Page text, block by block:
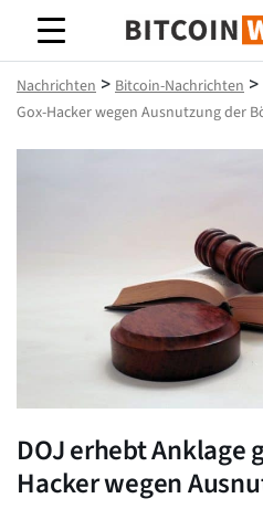
Bitcoin-
Nachrichten > Bitcoin-Nachrichten >
Gox-Hacker wegen Ausnutzung der
DOJ erhebt Anklage
Hacker wegen